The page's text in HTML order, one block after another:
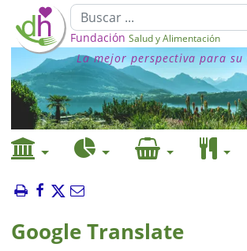
Fundación Salud y Alimentación
La mejor perspectiva para su
Google Translate